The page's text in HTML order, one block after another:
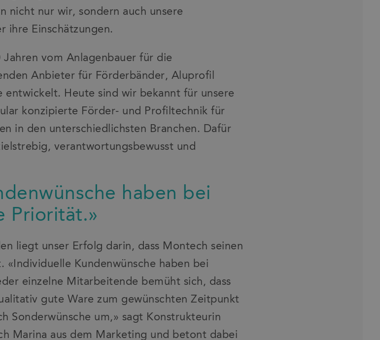
nicht nur wir, sondern auch unsere
ihre Einschätzungen.
vom Anlagenbauer für die
Anbieter für Förderbänder, Aluprofil
entwickelt. Heute sind wir bekannt für unsere
konzipierte Förder- und Profiltechnik für
in den unterschiedlichsten Branchen. Dafür
verantwortungsbewusst und
haben bei
Priorität.»
liegt unser Erfolg darin, dass Montech seinen
«Individuelle Kundenwünsche haben bei
einzelne Mitarbeitende bemüht sich, dass
gute Ware zum gewünschten Zeitpunkt
Sonderwünsche um,» sagt Konstrukteurin
Marina aus dem Marketing und betont dabei